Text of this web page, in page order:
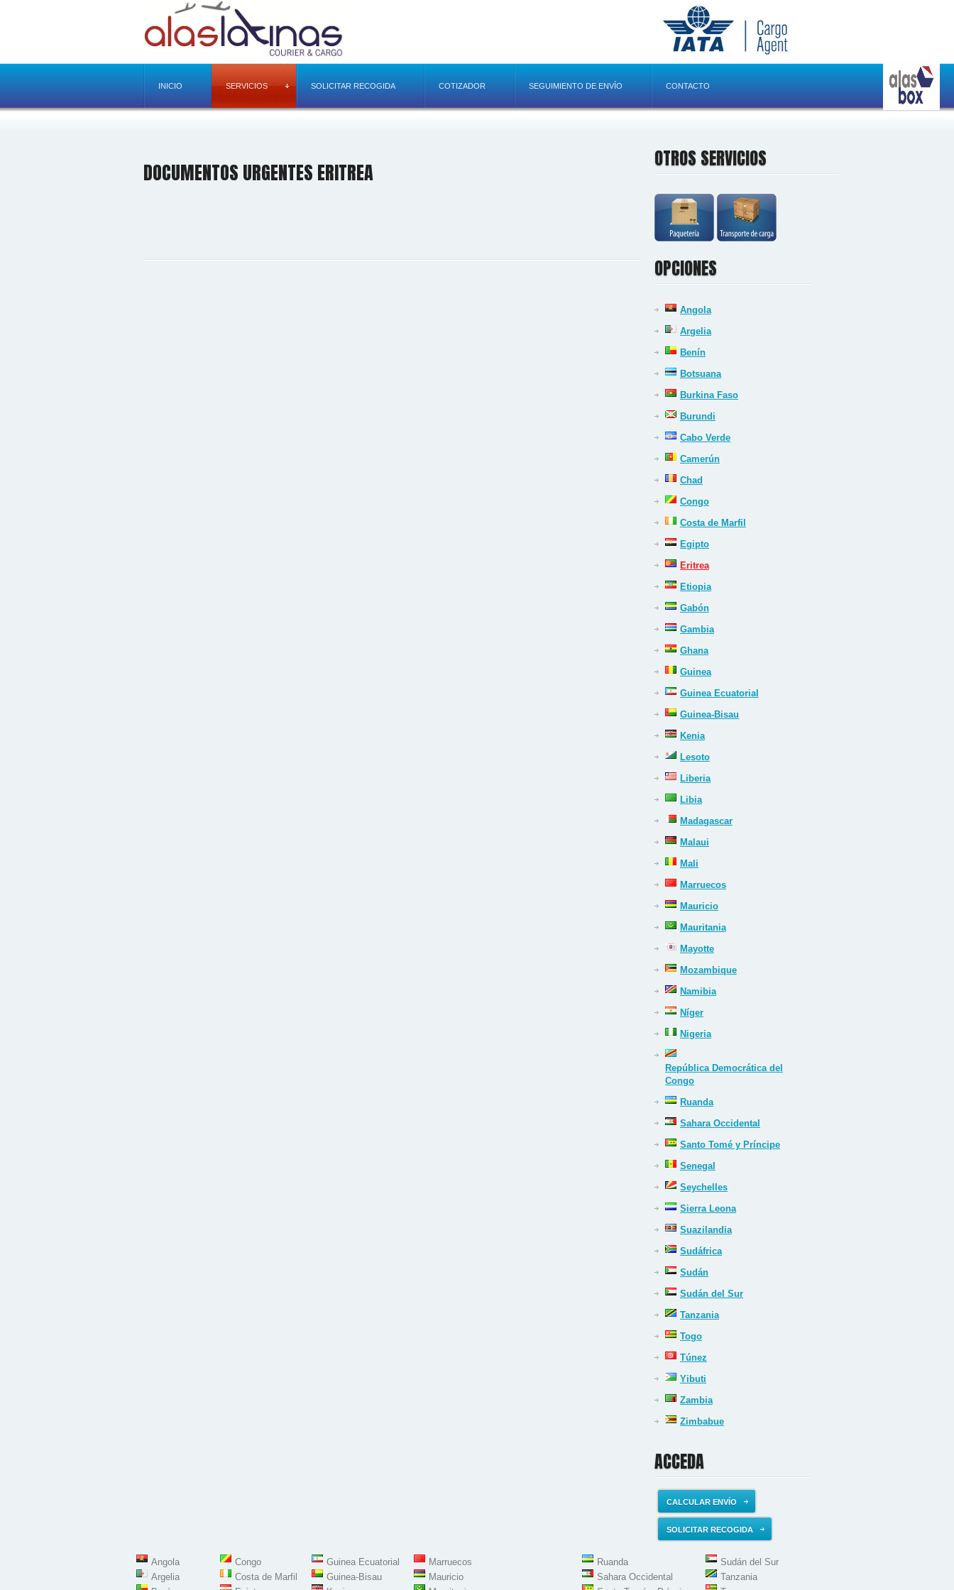
INICIO SERVICIOS SOLICITAR RECOGIDA COTIZADOR SEGUIMIENTO DE ENVÍO CONTACTO
DOCUMENTOS URGENTES ERITREA
OTROS SERVICIOS
OPCIONES
Angola
Argelia
Benín
Botsuana
Burkina Faso
Burundi
Cabo Verde
Camerún
Chad
Congo
Costa de Marfil
Egipto
Eritrea
Etiopia
Gabón
Gambia
Ghana
Guinea
Guinea Ecuatorial
Guinea-Bisau
Kenia
Lesoto
Liberia
Libia
Madagascar
Malaui
Mali
Marruecos
Mauricio
Mauritania
Mayotte
Mozambique
Namibia
Níger
Nigeria
República Democrática del
Congo
Ruanda
Sahara Occidental
Santo Tomé y Príncipe
Senegal
Seychelles
Sierra Leona
Suazilandia
Sudáfrica
Sudán
Sudán del Sur
Tanzania
Togo
Túnez
Yibuti
Zambia
Zimbabue
ACCEDA
CALCULAR ENVÍO
SOLICITAR RECOGIDA
Angola
Argelia
Congo
Costa de Marfil
Guinea Ecuatorial
Guinea-Bisau
Marruecos
Mauricio
Ruanda
Sahara Occidental
Sudán del Sur
Tanzania